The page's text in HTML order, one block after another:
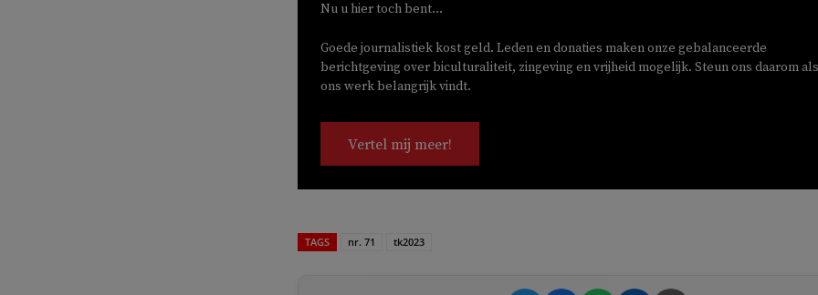
Nu u hier toch bent...
Goede journalistiek kost geld. Leden en donaties maken onze gebalanceerde
berichtgeving over biculturaliteit, zingeving en vrijheid mogelijk. Steun ons daarom
ons werk belangrijk vindt.
Vertel mij meer!
TAGS nr. 71 tk2023